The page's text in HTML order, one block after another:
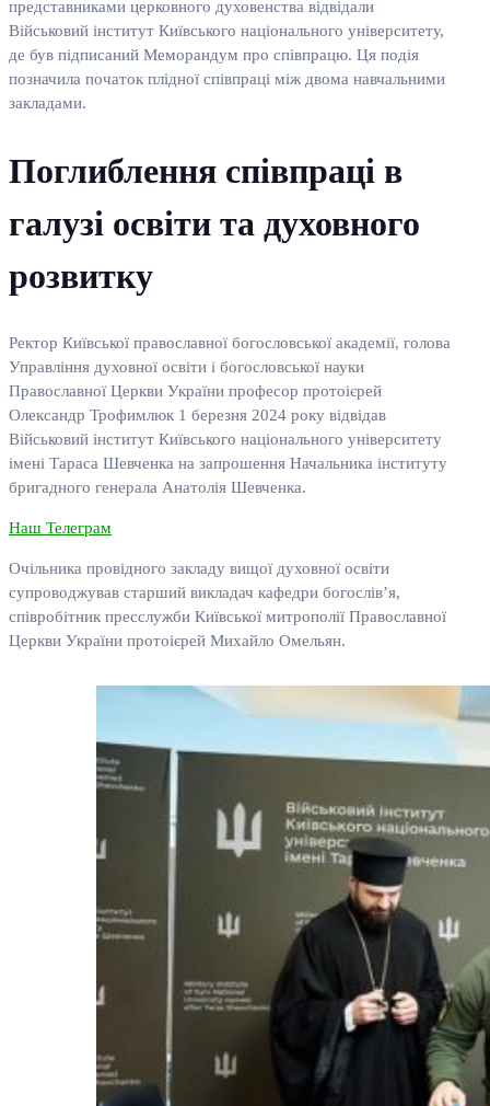
представниками церковного духовенства відвідали
Військовий інститут Київського національного університету,
де був підписаний Меморандум про співпрацю. Ця подія
позначила початок плідної співпраці між двома навчальними
закладами.
Поглиблення співпраці в
галузі освіти та духовного
розвитку
Ректор Київської православної богословської академії, голова
Управління духовної освіти і богословської науки
Православної Церкви України професор протоієрей
Олександр Трофимлюк 1 березня 2024 року відвідав
Військовий інститут Київського національного університету
імені Тараса Шевченка на запрошення Начальника інституту
бригадного генерала Анатолія Шевченка.
Наш Телеграм
Очільника провідного закладу вищої духовної освіти
супроводжував старший викладач кафедри богослів’я,
співробітник пресслужби Київської митрополії Православної
Церкви України протоієрей Михайло Омельян.